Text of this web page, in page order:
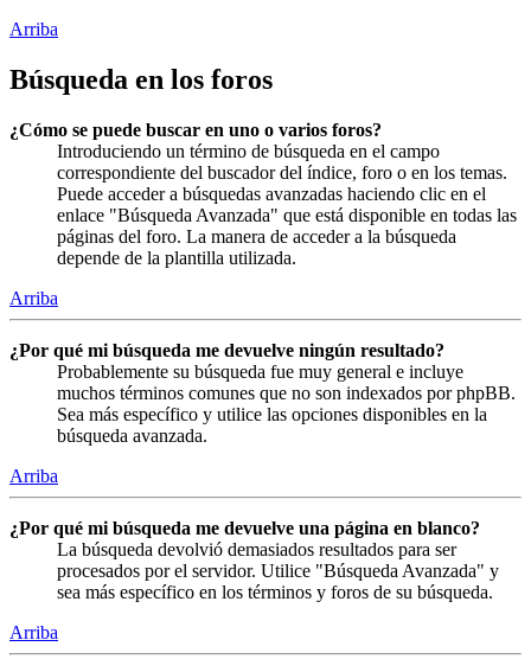
Arriba
Búsqueda en los foros
¿Cómo se puede buscar en uno o varios foros?
Introduciendo un término de búsqueda en el campo
correspondiente del buscador del índice, foro o en los temas.
Puede acceder a búsquedas avanzadas haciendo clic en el
enlace "Búsqueda Avanzada" que está disponible en todas las
páginas del foro. La manera de acceder a la búsqueda
depende de la plantilla utilizada.
Arriba
¿Por qué mi búsqueda me devuelve ningún resultado?
Probablemente su búsqueda fue muy general e incluye
muchos términos comunes que no son indexados por phpBB.
Sea más específico y utilice las opciones disponibles en la
búsqueda avanzada.
Arriba
¿Por qué mi búsqueda me devuelve una página en blanco?
La búsqueda devolvió demasiados resultados para ser
procesados por el servidor. Utilice "Búsqueda Avanzada" y
sea más específico en los términos y foros de su búsqueda.
Arriba